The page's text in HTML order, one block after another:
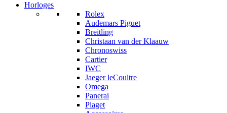
Horloges
Rolex
Audemars Piguet
Breitling
Christaan van der Klaauw
Chronoswiss
Cartier
IWC
Jaeger leCoultre
Omega
Panerai
Piaget